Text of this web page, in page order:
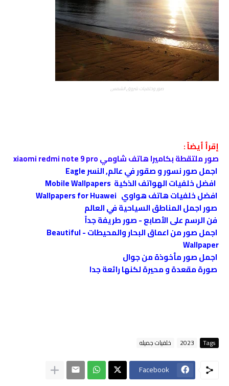
صور وخلفيات شروق الشمس
إقرأ أيضاً :
صور ملتقطة بكاميرا هاتف شاومي xiaomi redmi note 9 pro
اجمل صور نسور و صقور في عالم, النسر Eagle
افضل خلفيات الهواتف الذكية Mobile Wallpapers
افضل خلفيات هاتف هواوي Wallpapers for Huawei
صور اجمل المناطق السياحية في العالم
فن الرسم على الأصابع - صور طريفة جداً
اجمل صور من اعماق البحار والمحيطات - Beautiful
Wallpaper
اجمل صور مأخوذة من جوال
صورة مقعدة و محيرة لكنها رائعة جدا
Tags
2023 خلفيات جميله
Facebook